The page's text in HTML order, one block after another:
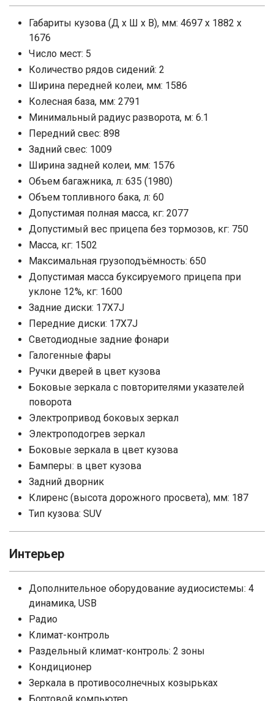
Габариты кузова (Д x Ш x В), мм: 4697 x 1882 x
1676
Число мест: 5
Количество рядов сидений: 2
Ширина передней колеи, мм: 1586
Колесная база, мм: 2791
Минимальный радиус разворота, м: 6.1
Передний свес: 898
Задний свес: 1009
Ширина задней колеи, мм: 1576
Объем багажника, л: 635 (1980)
Объем топливного бака, л: 60
Допустимая полная масса, кг: 2077
Допустимый вес прицепа без тормозов, кг: 750
Масса, кг: 1502
Максимальная грузоподъёмность: 650
Допустимая масса буксируемого прицепа при
уклоне 12%, кг: 1600
Задние диски: 17X7J
Передние диски: 17X7J
Cветодиодные задние фонари
Галогенные фары
Ручки дверей в цвет кузова
Боковые зеркала с повторителями указателей
поворота
Электропривод боковых зеркал
Электроподогрев зеркал
Боковые зеркала в цвет кузова
Бамперы: в цвет кузова
Задний дворник
Клиренс (высота дорожного просвета), мм: 187
Тип кузова: SUV
Интерьер
Дополнительное оборудование аудиосистемы: 4
динамика, USB
Радио
Климат-контроль
Раздельный климат-контроль: 2 зоны
Кондиционер
Зеркала в противосолнечных козырьках